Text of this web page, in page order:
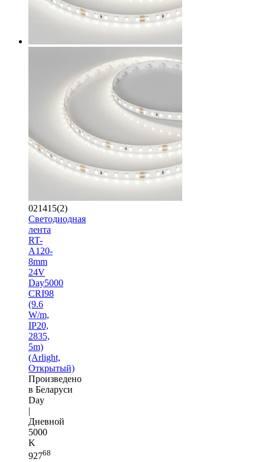
021415(2)
Светодиодная
лента
RT-
A120-
8mm
24V
Day5000
CRI98
(9.6
W/m,
IP20,
2835,
5m)
(Arlight,
Открытый)
Произведено
в Беларуси
Day
|
Дневной
5000
K
92768